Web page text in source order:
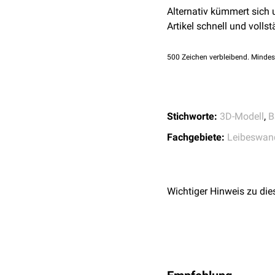
Ansatz
Aponeuroseist an der
Alternativ kümmert sich
Artikel schnell und
500 Zeichen verbleibend.
Stichworte: 3D-Modell,
Fachgebiete:
Wichtiger Hinweis zu